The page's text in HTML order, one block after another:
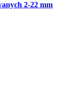
2-22 mm